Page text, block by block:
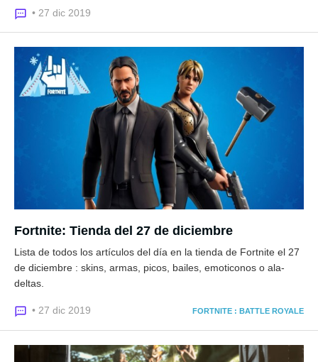
• 27 dic 2019
Fortnite: Tienda del 27 de diciembre
Lista de todos los artículos del día en la tienda de Fortnite el 27
de diciembre : skins, armas, picos, bailes, emoticonos o ala-
deltas.
• 27 dic 2019 FORTNITE : BATTLE ROYALE